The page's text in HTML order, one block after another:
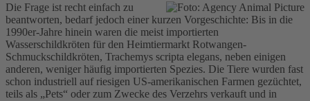
Die Frage ist recht einfach zu
beantworten, bedarf jedoch einer kurzen Vorgeschichte: Bis in die
1990er-Jahre hinein waren die meist importierten
Wasserschildkröten für den Heimtiermarkt Rotwangen-
Schmuckschildkröten, Trachemys scripta elegans, neben einigen
anderen, weniger häufig importierten Spezies. Die Tiere wurden fast
schon industriell auf riesigen US-amerikanischen Farmen gezüchtet,
teils als „Pets“ oder zum Zwecke des Verzehrs verkauft und in